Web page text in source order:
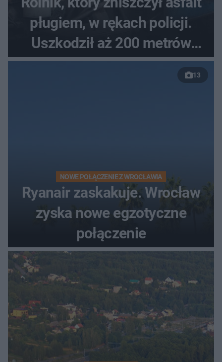
pługiem, w rękach policji.
Uszkodził aż 200 metrów
nowej drogi
13
NOWE POŁĄCZENIE Z WROCŁAWIA
Ryanair zaskakuje. Wrocław
zyska nowe egzotyczne
połączenie